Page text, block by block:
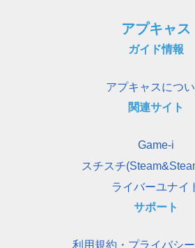
アプキャス
ガイド情報
アプキャスにつ
関連サイト
Game-i
スチスチ
ライバーユナイ
サポート
利用規約・プライバシ